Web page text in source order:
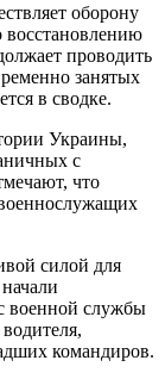
оборону
восстановлению
проводить
занятых
в сводке.
Украины,
с
что
силой для
военной службы
командиров.